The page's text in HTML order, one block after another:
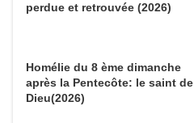
perdue et retrouvée (2026)
Homélie du 8 ème dimanche
après la Pentecôte: le saint de
Dieu(2026)